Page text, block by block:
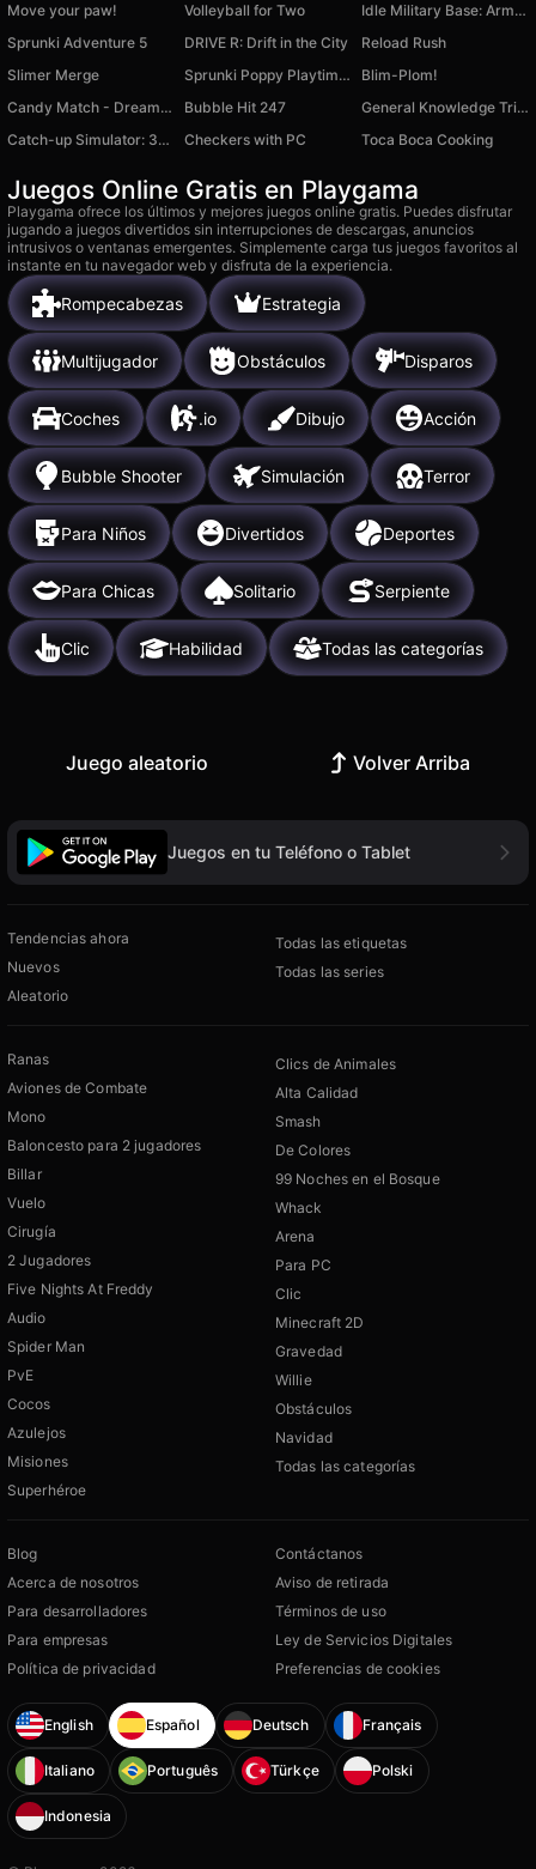
Move your paw! Volleyball for Two
Idle Military Base: Army Tycoon
Sprunki Adventure 5
DRIVE R: Drift in the City
Reload Rush
Slimer Merge
Sprunki Poppy Playtime MOD
Blim-Plom!
Candy Match - Dream Factory
Bubble Hit 247
General Knowledge Trivia
Catch-up Simulator: 3D Survival Racing
Checkers with PC Toca Boca Cooking
Juegos Online Gratis en Playgama
Playgama ofrece los últimos y mejores juegos online gratis. Puedes disfrutar
jugando a juegos divertidos sin interrupciones de descargas, anuncios
intrusivos o ventanas emergentes. Simplemente carga tus juegos favoritos al
instante en tu navegador web y disfruta de la experiencia.
Rompecabezas Estrategia
Multijugador Obstáculos Disparos
Coches .io Dibujo Acción
Bubble Shooter Simulación Terror
Para Niños Divertidos Deportes
Para Chicas Solitario Serpiente
Clic Habilidad Todas las categorías
Juego aleatorio Volver Arriba
Juegos en tu Teléfono o Tablet
Tendencias ahora
Nuevos
Aleatorio
Todas las etiquetas
Todas las series
Ranas
Aviones de Combate
Mono
Baloncesto para 2 jugadores
Billar
Vuelo
Cirugía
2 Jugadores
Five Nights At Freddy
Audio
Spider Man
PvE
Cocos
Azulejos
Misiones
Superhéroe
Clics de Animales
Alta Calidad
Smash
De Colores
99 Noches en el Bosque
Whack
Arena
Para PC
Clic
Minecraft 2D
Gravedad
Willie
Obstáculos
Navidad
Todas las categorías
Blog
Acerca de nosotros
Para desarrolladores
Para empresas
Política de privacidad
Contáctanos
Aviso de retirada
Términos de uso
Ley de Servicios Digitales
Preferencias de cookies
English Español Deutsch Français
Italiano Português Türkçe Polski
Indonesia